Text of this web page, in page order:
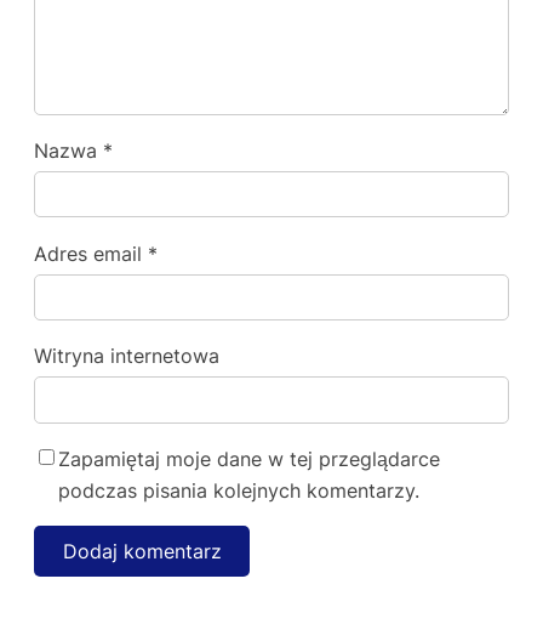
Nazwa *
Adres email *
Witryna internetowa
Zapamiętaj moje dane w tej przeglądarce
podczas pisania kolejnych komentarzy.